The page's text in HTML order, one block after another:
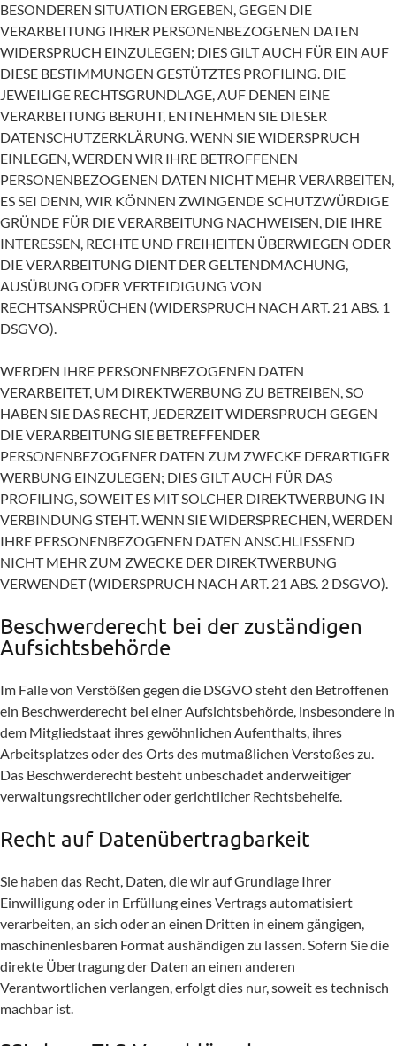
BESONDEREN SITUATION ERGEBEN, GEGEN DIE
VERARBEITUNG IHRER PERSONENBEZOGENEN DATEN
WIDERSPRUCH EINZULEGEN; DIES GILT AUCH FÜR EIN AUF
DIESE BESTIMMUNGEN GESTÜTZTES PROFILING. DIE
JEWEILIGE RECHTSGRUNDLAGE, AUF DENEN EINE
VERARBEITUNG BERUHT, ENTNEHMEN SIE DIESER
DATENSCHUTZERKLÄRUNG. WENN SIE WIDERSPRUCH
EINLEGEN, WERDEN WIR IHRE BETROFFENEN
PERSONENBEZOGENEN DATEN NICHT MEHR VERARBEITEN,
ES SEI DENN, WIR KÖNNEN ZWINGENDE SCHUTZWÜRDIGE
GRÜNDE FÜR DIE VERARBEITUNG NACHWEISEN, DIE IHRE
INTERESSEN, RECHTE UND FREIHEITEN ÜBERWIEGEN ODER
DIE VERARBEITUNG DIENT DER GELTENDMACHUNG,
AUSÜBUNG ODER VERTEIDIGUNG VON
RECHTSANSPRÜCHEN (WIDERSPRUCH NACH ART. 21 ABS. 1
DSGVO).
WERDEN IHRE PERSONENBEZOGENEN DATEN
VERARBEITET, UM DIREKTWERBUNG ZU BETREIBEN, SO
HABEN SIE DAS RECHT, JEDERZEIT WIDERSPRUCH GEGEN
DIE VERARBEITUNG SIE BETREFFENDER
PERSONENBEZOGENER DATEN ZUM ZWECKE DERARTIGER
WERBUNG EINZULEGEN; DIES GILT AUCH FÜR DAS
PROFILING, SOWEIT ES MIT SOLCHER DIREKTWERBUNG IN
VERBINDUNG STEHT. WENN SIE WIDERSPRECHEN, WERDEN
IHRE PERSONENBEZOGENEN DATEN ANSCHLIESSEND
NICHT MEHR ZUM ZWECKE DER DIREKTWERBUNG
VERWENDET (WIDERSPRUCH NACH ART. 21 ABS. 2 DSGVO).
Beschwerde­recht bei der zuständigen
Aufsichts­behörde
Im Falle von Verstößen gegen die DSGVO steht den Betroffenen
ein Beschwerderecht bei einer Aufsichtsbehörde, insbesondere in
dem Mitgliedstaat ihres gewöhnlichen Aufenthalts, ihres
Arbeitsplatzes oder des Orts des mutmaßlichen Verstoßes zu.
Das Beschwerderecht besteht unbeschadet anderweitiger
verwaltungsrechtlicher oder gerichtlicher Rechtsbehelfe.
Recht auf Daten­übertrag­barkeit
Sie haben das Recht, Daten, die wir auf Grundlage Ihrer
Einwilligung oder in Erfüllung eines Vertrags automatisiert
verarbeiten, an sich oder an einen Dritten in einem gängigen,
maschinenlesbaren Format aushändigen zu lassen. Sofern Sie die
direkte Übertragung der Daten an einen anderen
Verantwortlichen verlangen, erfolgt dies nur, soweit es technisch
machbar ist.